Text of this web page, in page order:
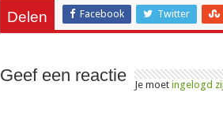
Delen Facebook Twitter
Geef een reactie Je moet ingelogd